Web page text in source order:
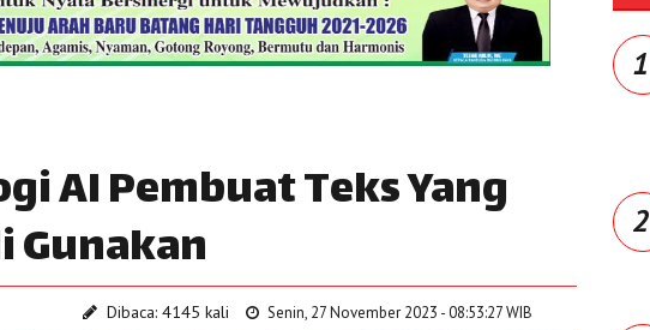
AI Pembuat Teks Yang
Gunakan
Dibaca: 4145 kali Senin, 27 November 2023 - 08:53:27 WIB
1
2